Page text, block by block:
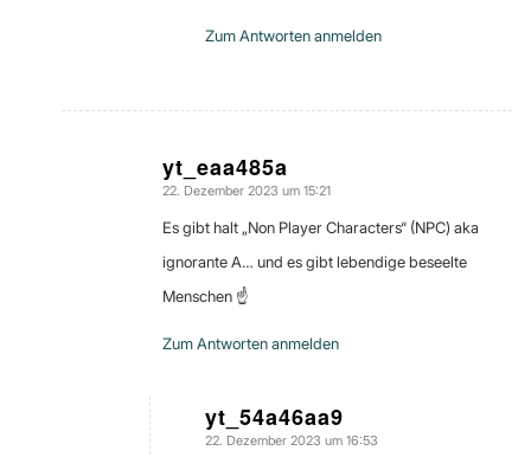
Zum Antworten anmelden
yt_eaa485a
sagte:
22. Dezember 2023 um 15:21
Es gibt halt „Non Player Characters“ (NPC) aka
ignorante A… und es gibt lebendige beseelte
Menschen ☝️
Zum Antworten anmelden
yt_54a46aa9
sagte:
22. Dezember 2023 um 16:53